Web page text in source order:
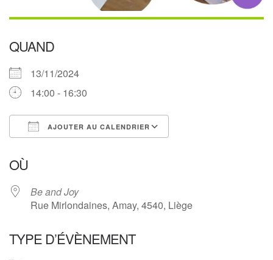
QUAND
13/11/2024
14:00 - 16:30
AJOUTER AU CALENDRIER
OÙ
Be and Joy
Rue Mirlondaines, Amay, 4540, Liège
TYPE D’ÉVÈNEMENT